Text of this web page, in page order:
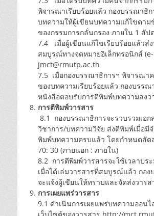
พิจารณาเรียบร้อยแล้ว กองบรรณาธิก
บทความให้ผู้เขียนบทความแก้ไขตาม
ของกรรมการกลั่นกรอง ภายใน 1 สัป
7.4 เมื่อผู้เขียนแก้ไขเรียบร้อยแล้วส่
สมบูรณ์ทางจดหมายอิเล็กทรอนิกส์
jmct@rmutp.ac.th
7.5 เมื่อกองบรรณาธิการฯ พิจารณา
ของบทความเรียบร้อยแล้ว กองบรรณ
หนังสือตอบรับการตีพิมพ์บทความลงว
การตีพิมพ์วารสาร
8.1 กองบรรณาธิการจะรวบรวมเอก
วิชาการ/บทความวิจัย ส่งตีพิมพ์เมื่อมี
พิมพ์บทความครบแล้ว โดยกำหนดสัด
70: 30 (ภายนอก : ภายใน)
8.2 การตีพิมพ์วารสารจะใช้เวลาปร
เมื่อได้เล่มวารสารที่สมบูรณ์แล้ว กอ
จะแจ้งผู้เขียนให้ทราบและจัดส่งวารส
การเผยแพร่วารสาร
9.1 ดำเนินการเผยแพร่บทความออน